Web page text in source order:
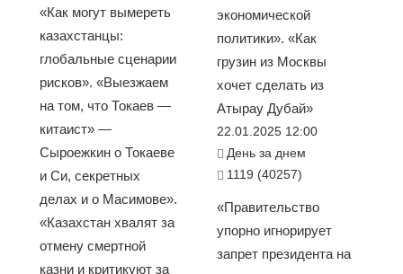
«Как могут вымереть
казахстанцы:
глобальные сценарии
рисков». «Выезжаем
на том, что Токаев —
китаист» —
Сыроежкин о Токаеве
и Си, секретных
делах и о Масимове».
«Казахстан хвалят за
отмену смертной
казни и критикуют за
экономической
политики». «Как
грузин из Москвы
хочет сделать из
Атырау Дубай»
22.01.2025 12:00
День за днем
1119 (40257)
«Правительство
упорно игнорирует
запрет президента на